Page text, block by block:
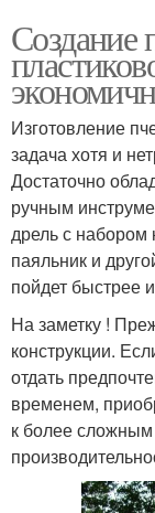
Создание
Изготовление
задача хотя и
Достаточно
ручным
дрель с набором
паяльник и
пойдет быстрее
На заметку !
конструкции.
отдать
временем,
к более